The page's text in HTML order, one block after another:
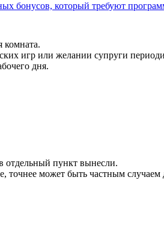
бонусов, который требуют
комната.
игр или желании супруги
дня.
отдельный пункт вынесли.
точнее может быть частным случаем